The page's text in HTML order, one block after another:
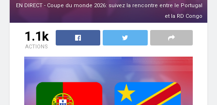
EN DIRECT - Coupe du monde 2026: suivez la rencontre entre le Portugal
et la RD Congo
1.1k
ACTIONS